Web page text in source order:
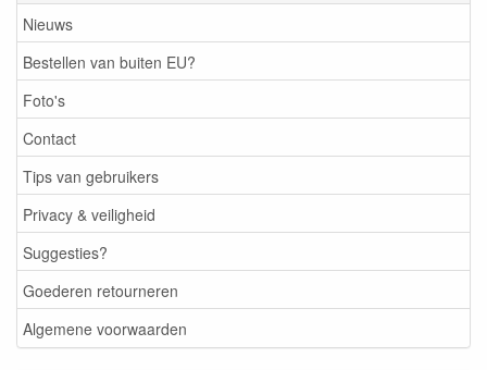
Nieuws
Bestellen van buiten EU?
Foto's
Contact
Tips van gebruikers
Privacy & veiligheid
Suggesties?
Goederen retourneren
Algemene voorwaarden